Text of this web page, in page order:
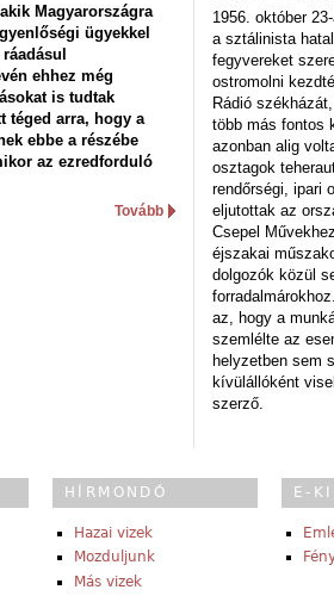
Magyarországra
ügyekkel
ehhez még
is tudtak
téged arra, hogy a
ebbe a részébe
az ezredforduló
Tovább
1956. október
a sztálinista
fegyvereket
ostromolni
Rádió
több más fontos
azonban alig
osztagok
rendőrségi, ipari
eljutottak az
Csepel
éjszakai
dolgozók közül
az, hogy a
szemlélte az
helyzetben sem
kívülállóként
szerző.
HÍRMONDÓ
Hazai vizek
Mozduljunk
Más vizek
E-